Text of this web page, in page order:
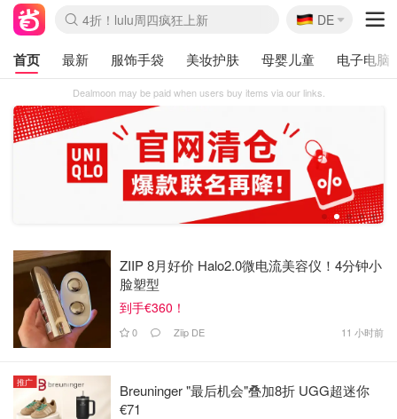
4折！lulu周四疯狂上新
🇩🇪
DE
首页 最新 服饰手袋 美妆护肤 母婴儿童 电子电脑
Dealmoon may be paid when users buy items via our links.
1 2 3 4 5
ZIIP 8月好价 Halo2.0微电流美容仪！4分钟小
脸塑型
到手€360！
0 Ziip DE 11 小时前
推广
Breuninger "最后机会"叠加8折 UGG超迷你
€71